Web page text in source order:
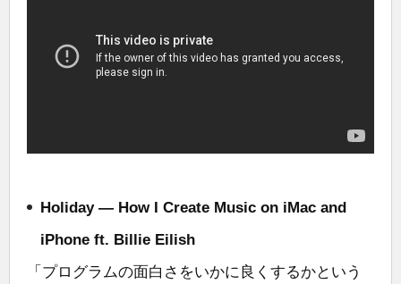
Holiday — How I Create Music on iMac and
iPhone ft. Billie Eilish
「プログラムの面白さをいかに良くするかという